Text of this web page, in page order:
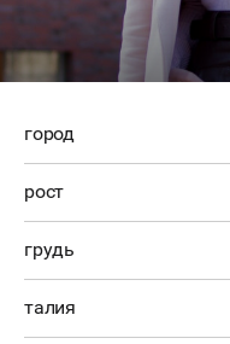
город
рост
грудь
талия